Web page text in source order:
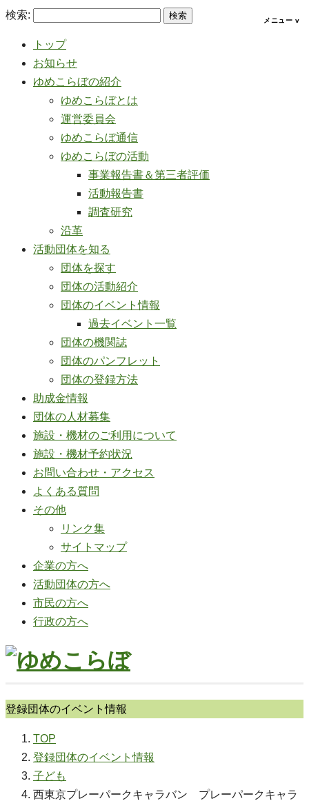
検索:
トップ
お知らせ
ゆめこらぼの紹介
ゆめこらぼとは
運営委員会
ゆめこらぼ通信
ゆめこらぼの活動
事業報告書＆第三者評価
活動報告書
調査研究
沿革
活動団体を知る
団体を探す
団体の活動紹介
団体のイベント情報
過去イベント一覧
団体の機関誌
団体のパンフレット
団体の登録方法
助成金情報
団体の人材募集
施設・機材のご利用について
施設・機材予約状況
お問い合わせ・アクセス
よくある質問
その他
リンク集
サイトマップ
企業の方へ
活動団体の方へ
市民の方へ
行政の方へ
登録団体のイベント情報
TOP
登録団体のイベント情報
子ども
西東京プレーパークキャラバン プレーパークキャラ